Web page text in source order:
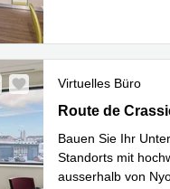
Virtuelles Büro
Route de Crassier
Route de
Bauen Sie Ihr
Standorts mit
ausserhalb von